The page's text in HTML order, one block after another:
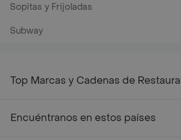
Sopitas y Frijoladas
Subway
Top Marcas y Cadenas de
Encuéntranos en estos países